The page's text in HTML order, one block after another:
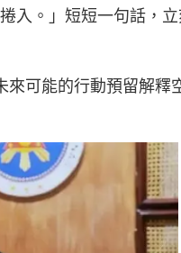
入。」短短一句話，
可能的行動預留解釋